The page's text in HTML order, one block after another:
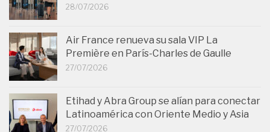
28/07/2026
Air France renueva su sala VIP La
Première en París-Charles de Gaulle
27/07/2026
Etihad y Abra Group se alían para conectar
Latinoamérica con Oriente Medio y Asia
27/07/2026